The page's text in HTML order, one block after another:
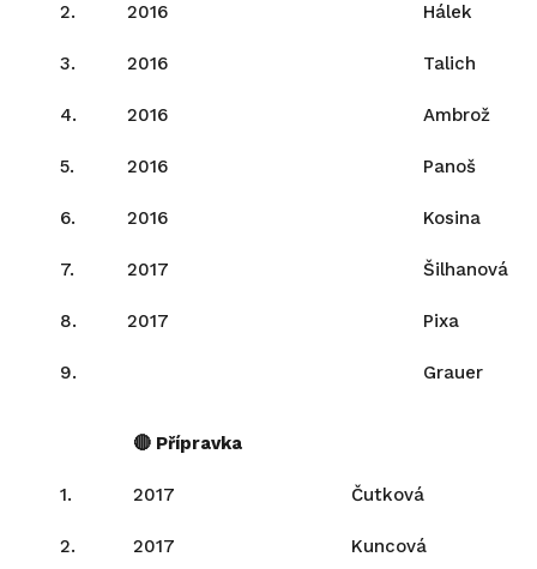
2. 2016 Hálek
3. 2016 Talich
4. 2016 Ambrož
5. 2016 Panoš
6. 2016 Kosina
7. 2017 Šilhanová
8. 2017 Pixa
9. Grauer
🔴 Přípravka
1. 2017 Čutková
2. 2017 Kuncová